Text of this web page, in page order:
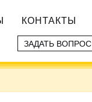
КОНТАКТЫ
ЗАДАТЬ ВОПРОС